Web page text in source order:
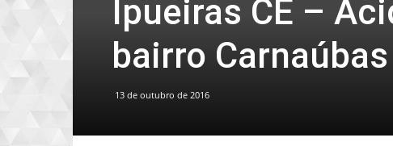
Ipueiras CE –
bairro Carnaúbas
13 de outubro de 2016